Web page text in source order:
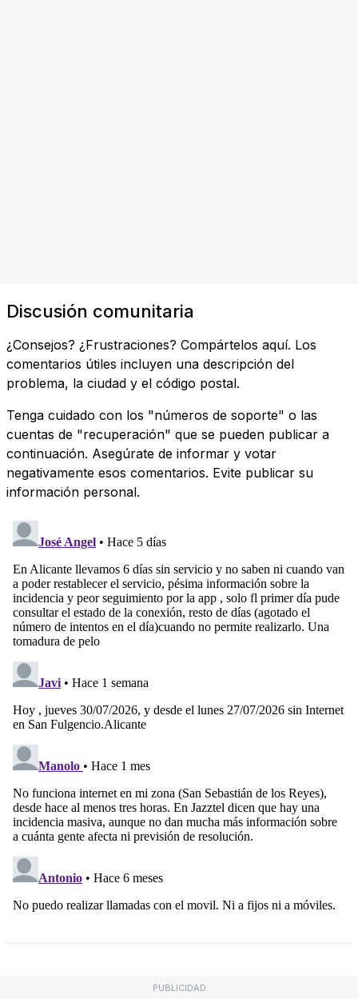
Discusión comunitaria
¿Consejos? ¿Frustraciones? Compártelos aquí. Los
comentarios útiles incluyen una descripción del
problema, la ciudad y el código postal.
Tenga cuidado con los "números de soporte" o las
cuentas de "recuperación" que se pueden publicar a
continuación. Asegúrate de informar y votar
negativamente esos comentarios. Evite publicar su
información personal.
PUBLICIDAD